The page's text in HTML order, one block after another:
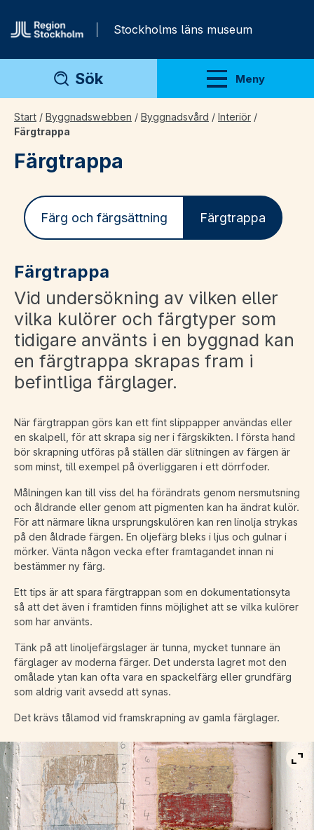
Stockholms läns museum
Sök Meny
Visa meny
Start / Byggnadswebben / Byggnadsvård / Interiör /
Färgtrappa
Färgtrappa
Färg och färgsättning Färgtrappa
Färgtrappa
Vid undersökning av vilken eller
vilka kulörer och färgtyper som
tidigare använts i en byggnad kan
en färgtrappa skrapas fram i
befintliga färglager.
När färgtrappan görs kan ett fint slippapper användas eller
en skalpell, för att skrapa sig ner i färgskikten. I första hand
bör skrapning utföras på ställen där slitningen av färgen är
som minst, till exempel på överliggaren i ett dörrfoder.
Målningen kan till viss del ha förändrats genom nersmutsning
och åldrande eller genom att pigmenten kan ha ändrat kulör.
För att närmare likna ursprungskulören kan ren linolja strykas
på den åldrade färgen. En oljefärg bleks i ljus och gulnar i
mörker. Vänta någon vecka efter framtagandet innan ni
bestämmer ny färg.
Ett tips är att spara färgtrappan som en dokumentationsyta
så att det även i framtiden finns möjlighet att se vilka kulörer
som har använts.
Tänk på att linoljefärgslager är tunna, mycket tunnare än
färglager av moderna färger. Det understa lagret mot den
omålade ytan kan ofta vara en spackelfärg eller grundfärg
som aldrig varit avsedd att synas.
Det krävs tålamod vid framskrapning av gamla färglager.